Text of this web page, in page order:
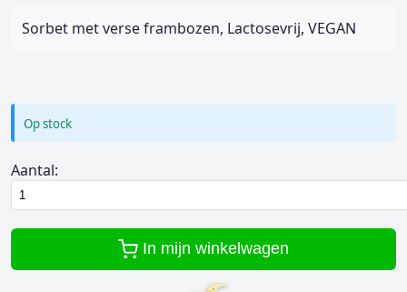
Sorbet met verse frambozen, Lactosevrij, VEGAN
Op stock
Aantal:
In mijn winkelwagen